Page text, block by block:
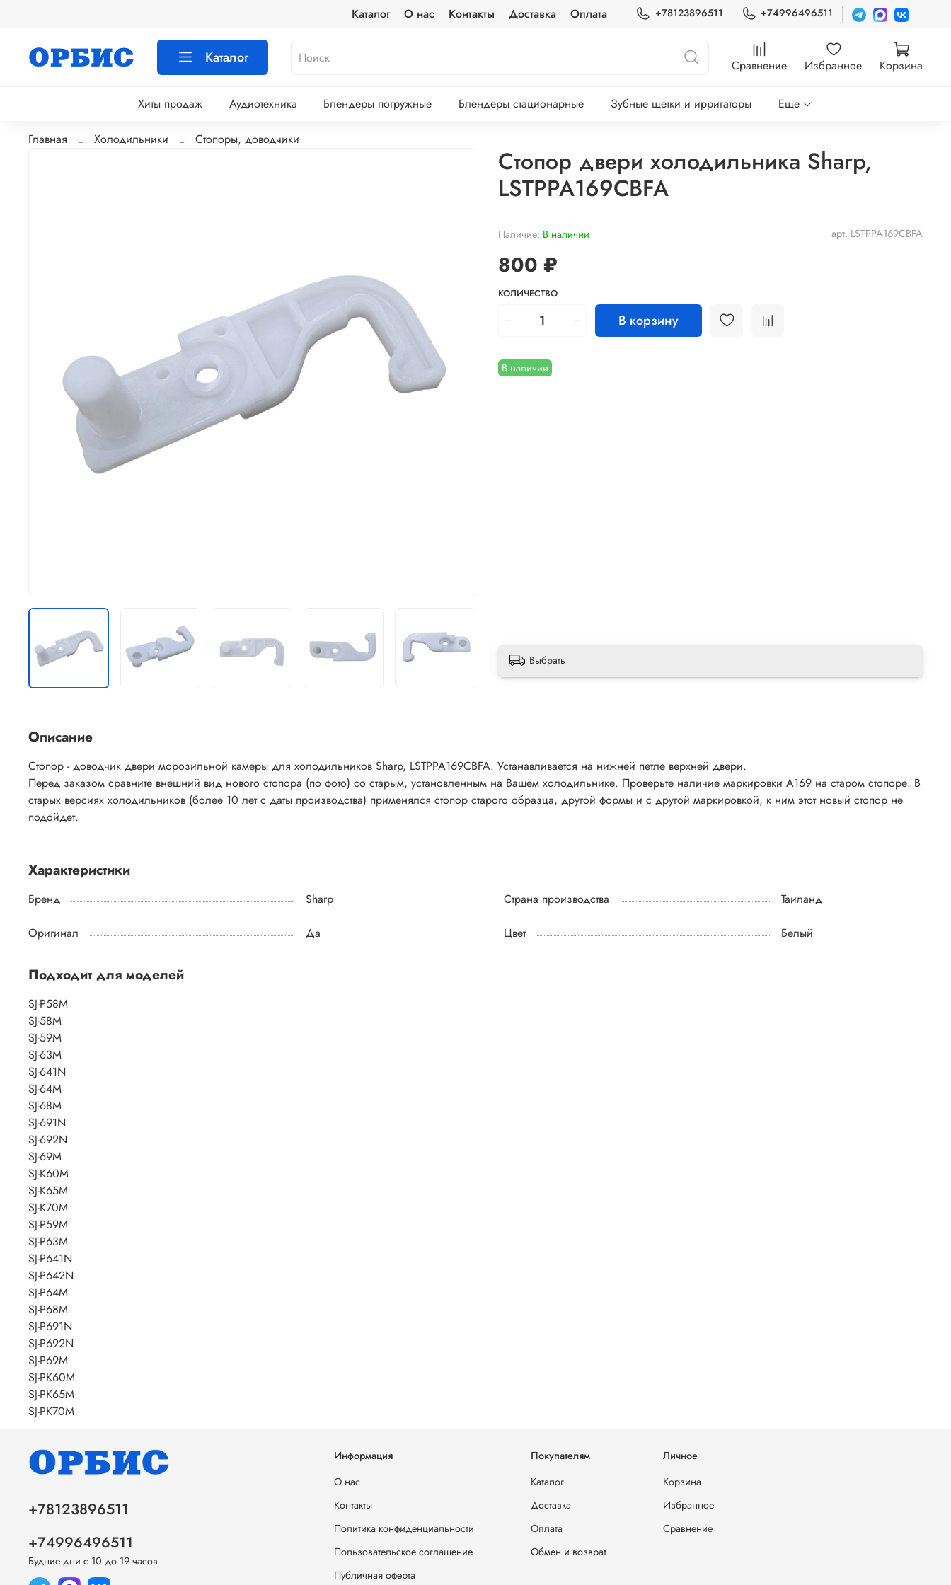
Каталог О нас Контакты Доставка Оплата +78123896511 +74996496511
Каталог Сравнение Избранное Корзина
Хиты продаж Аудиотехника Блендеры погружные Блендеры стационарные Зубные щетки и ирригаторы Еще
Главная Холодильники Стопоры, доводчики
арт. LSTPPA169CBFA
Наличие: В наличии
В наличии
Стопор двери холодильника Sharp,
LSTPPA169CBFA
800 ₽
КОЛИЧЕСТВО
В корзину
Выбрать
Описание
Стопор - доводчик двери морозильной камеры для холодильников Sharp, LSTPPA169CBFA. Устанавливается на нижней петле верхней двери.
Перед заказом сравните внешний вид нового стопора (по фото) со старым, установленным на Вашем холодильнике. Проверьте наличие маркировки A169 на старом стопоре. В
старых версиях холодильников (более 10 лет с даты производства) применялся стопор старого образца, другой формы и с другой маркировкой, к ним этот новый стопор не
подойдет.
Характеристики
Бренд Sharp Страна производства Таиланд
Оригинал Да Цвет Белый
Подходит для моделей
SJ-P58M
SJ-58M
SJ-59M
SJ-63M
SJ-641N
SJ-64M
SJ-68M
SJ-691N
SJ-692N
SJ-69M
SJ-K60M
SJ-K65M
SJ-K70M
SJ-P59M
SJ-P63M
SJ-P641N
SJ-P642N
SJ-P64M
SJ-P68M
SJ-P691N
SJ-P692N
SJ-P69M
SJ-PK60M
SJ-PK65M
SJ-PK70M
Информация
О нас
Контакты
Политика конфиденциальности
Пользовательское соглашение
Публичная оферта
Покупателям
Каталог
Доставка
Оплата
Обмен и возврат
Личное
Корзина
Избранное
Сравнение
+78123896511
+74996496511
Будние дни с 10 до 19 часов